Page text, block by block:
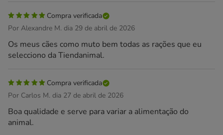
Compra verificada
Por Alexandre M. dia 29 de abril de 2026
Os meus cães como muto bem todas as rações que eu
selecciono da Tiendanimal.
Compra verificada
Por Carlos M. dia 27 de abril de 2026
Boa qualidade e serve para variar a alimentação do
animal.